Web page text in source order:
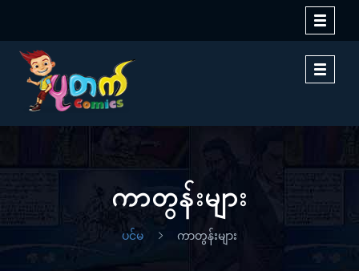
Toggle
Toggle
ကာတွန်းများ
ပင်မ ကာတွန်းများ